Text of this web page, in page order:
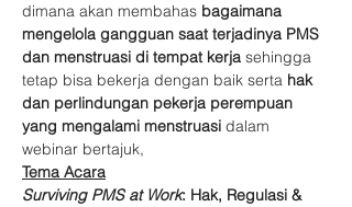
dimana akan membahas bagaimana
mengelola gangguan saat terjadinya PMS
dan menstruasi di tempat kerja sehingga
tetap bisa bekerja dengan baik serta hak
dan perlindungan pekerja perempuan
yang mengalami menstruasi dalam
webinar bertajuk,
Tema Acara
Surviving PMS at Work: Hak, Regulasi &